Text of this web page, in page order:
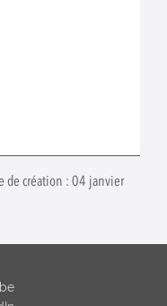
de création : 04 janvier